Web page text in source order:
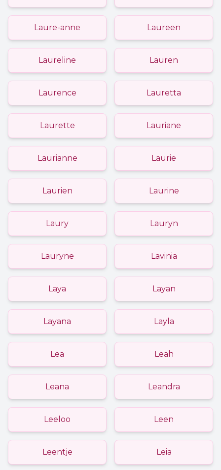
Laure-anne Laureen
Laureline Lauren
Laurence Lauretta
Laurette Lauriane
Laurianne Laurie
Laurien Laurine
Laury Lauryn
Lauryne Lavinia
Laya Layan
Layana Layla
Lea Leah
Leana Leandra
Leeloo Leen
Leentje Leia